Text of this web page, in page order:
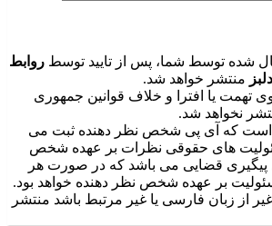
شده توسط شما، پس از تایید توسط روابط
منتشر خواهد شد.
تهمت یا افترا و خلاف قوانین جمهوری
نخواهد شد.
است که آی پی شخص نظر دهنده ثبت می
های حقوقی نظرات بر عهده شخص
پیگیری قضایی می باشد که در صورت هر
بر عهده شخص نظر دهنده خواهد بود.
از زبان فارسی یا غیر مرتبط باشد منتشر